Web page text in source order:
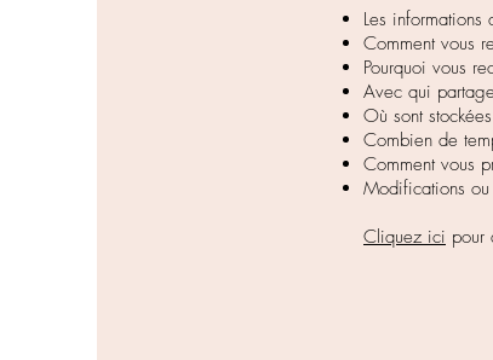
Les informations
Comment vous
Pourquoi vous
Avec qui
Où sont
Combien de
Comment vous
Modifications
Cliquez ici pour